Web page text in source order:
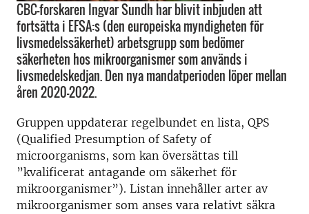
CBC-forskaren Ingvar Sundh har blivit inbjuden att
fortsätta i EFSA:s (den europeiska myndigheten för
livsmedelssäkerhet) arbetsgrupp som bedömer
säkerheten hos mikroorganismer som används i
livsmedelskedjan. Den nya mandatperioden löper mellan
åren 2020–2022.
Gruppen uppdaterar regelbundet en lista, QPS
(Qualified Presumption of Safety of
microorganisms, som kan översättas till
”kvalificerat antagande om säkerhet för
mikroorganismer”). Listan innehåller arter av
mikroorganismer som anses vara relativt säkra